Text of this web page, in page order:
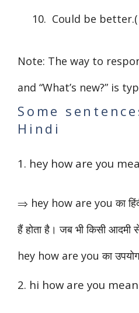
Could be
Note: The way to
and “What’s new?” is
Some
Hindi
1. hey how are you
⇒ hey how are you का
हैं होता है। जब भी किसी आदमी
hey how are you का उपयोग
2. hi how are you